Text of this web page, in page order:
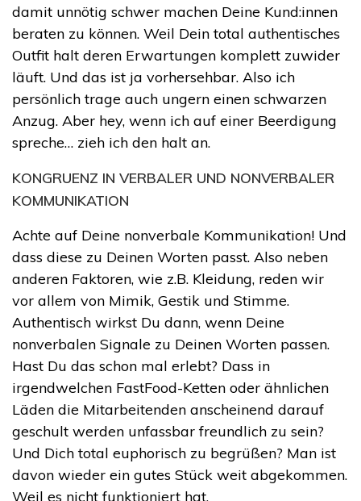
damit unnötig schwer machen Deine Kund:innen
beraten zu können. Weil Dein total authentisches
Outfit halt deren Erwartungen komplett zuwider
läuft. Und das ist ja vorhersehbar. Also ich
persönlich trage auch ungern einen schwarzen
Anzug. Aber hey, wenn ich auf einer Beerdigung
spreche… zieh ich den halt an.
KONGRUENZ IN VERBALER UND NONVERBALER
KOMMUNIKATION
Achte auf Deine nonverbale Kommunikation! Und
dass diese zu Deinen Worten passt. Also neben
anderen Faktoren, wie z.B. Kleidung, reden wir
vor allem von Mimik, Gestik und Stimme.
Authentisch wirkst Du dann, wenn Deine
nonverbalen Signale zu Deinen Worten passen.
Hast Du das schon mal erlebt? Dass in
irgendwelchen FastFood-Ketten oder ähnlichen
Läden die Mitarbeitenden anscheinend darauf
geschult werden unfassbar freundlich zu sein?
Und Dich total euphorisch zu begrüßen? Man ist
davon wieder ein gutes Stück weit abgekommen.
Weil es nicht funktioniert hat.